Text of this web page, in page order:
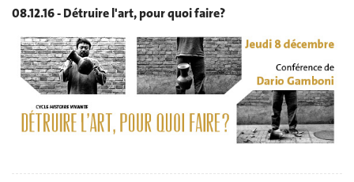
08.12.16 - Détruire l'art, pour quoi faire?